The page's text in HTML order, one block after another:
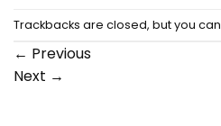
Trackbacks are closed, but you can
← Previous
Next →